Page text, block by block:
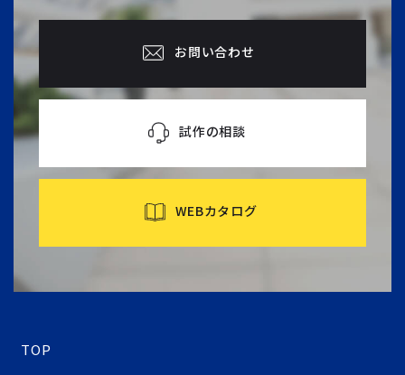
お問い合わせ
試作の相談
WEBカタログ
TOP